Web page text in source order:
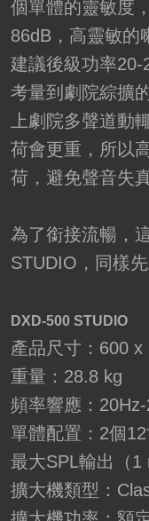
個單體的靈敏度
86dB，高靈敏的
建議後級功率
考量到劇院綜擴
上劇院多聲道動
荷會更重，所以
荷，避免聲音失
為了銜接流暢，
STUDIO，同樣
DXD-500 STUDIO
產品尺寸：600
重量：28.8 kg
頻率響應：20Hz-
單體配置：2個
最大SPL輸出（1
擴大機類型：